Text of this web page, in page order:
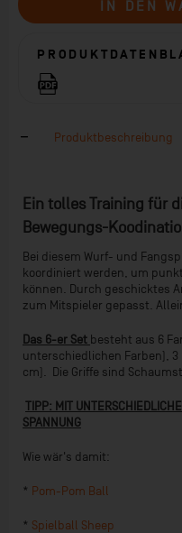
IN DEN
Produktbeschreibung
Ein tolles Training für
Bewegungs-
Bei diesem Wurf- und
koordiniert werden, um
können. Durch geschicktes
zum Mitspieler gepasst.
Das 6-er Set besteht aus 6
unterschiedlichen Farben),
cm). Die Griffe sind
TIPP: MIT
SPANNUNG
Wie wär's damit:
* Pom-Pom Ball
* Spielball Sheep